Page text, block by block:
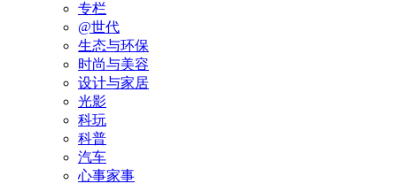
专栏
@世代
生态与环保
时尚与美容
设计与家居
光影
科玩
科普
汽车
心事家事